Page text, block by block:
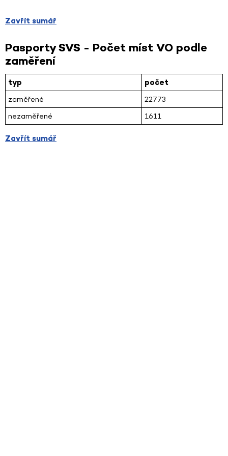
Zavřít sumář
Pasporty SVS - Počet míst VO podle
zaměření
typ
počet
zaměřené
22773
nezaměřené
1611
Zavřít sumář